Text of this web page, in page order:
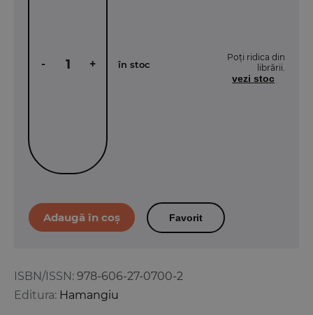
ISBN/ISSN: 978-606-27-0700-2
Editura: Hamangiu
- + în stoc
Poți ridica din
librării.
vezi stoc
Favorit